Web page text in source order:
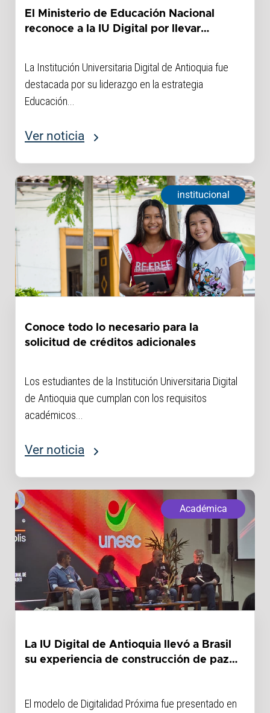
El Ministerio de Educación Nacional
reconoce a la IU Digital por llevar
La Institución Universitaria Digital de Antioquia fue
destacada por su liderazgo en la estrategia
Educación...
Ver noticia
institucional
Conoce todo lo necesario para la
solicitud de créditos adicionales
Los estudiantes de la Institución Universitaria Digital
de Antioquia que cumplan con los requisitos
académicos...
Ver noticia
Académica
La IU Digital de Antioquia llevó a Brasil
su experiencia de construcción de paz
El modelo de Digitalidad Próxima fue presentado en